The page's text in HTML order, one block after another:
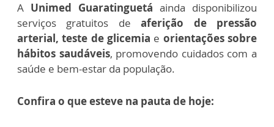
A Unimed Guaratinguetá ainda disponibilizou
serviços gratuitos deaferição de pressão
arterial, teste de glicemia e orientações sobre
hábitos saudáveis, promovendo cuidados com a
saúde e bem-estar da população.
Confira o que esteve na pauta de hoje: